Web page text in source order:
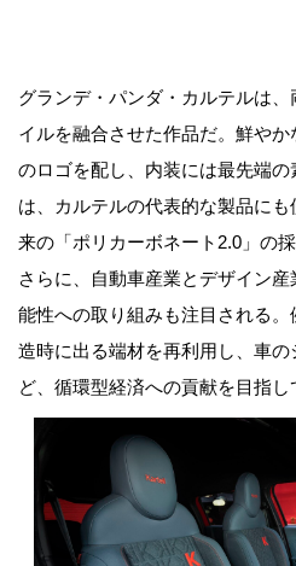
グランデ・パンダ・カルテルは
イルを融合させた作品だ。鮮や
のロゴを配し、内装には最先端の
は、カルテルの代表的な製品に
来の「ポリカーボネート2.0」の採
さらに、自動車産業とデザイン
能性への取り組みも注目される
造時に出る端材を再利用し、車
ど、循環型経済への貢献を目指し